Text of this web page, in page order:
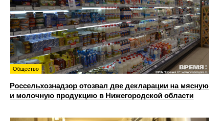
Общество
Россельхознадзор отозвал две декларации на мясную
и молочную продукцию в Нижегородской области